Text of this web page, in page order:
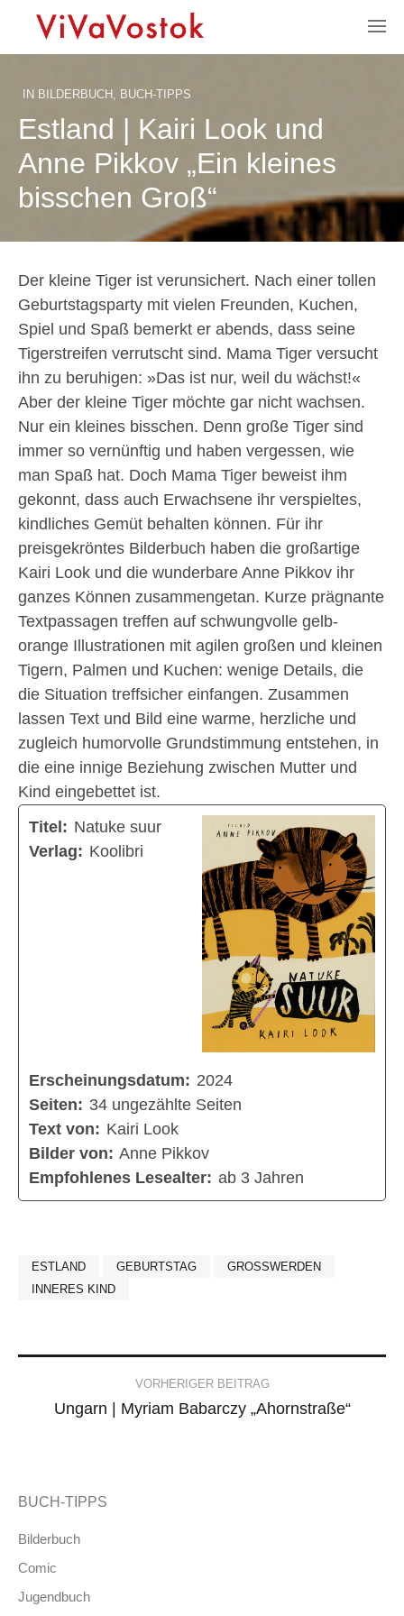
IN BILDERBUCH , BUCH-TIPPS
Estland | Kairi Look und
Anne Pikkov „Ein kleines
bisschen Groß“
Der kleine Tiger ist verunsichert. Nach einer tollen
Geburtstagsparty mit vielen Freunden, Kuchen,
Spiel und Spaß bemerkt er abends, dass seine
Tigerstreifen verrutscht sind. Mama Tiger versucht
ihn zu beruhigen: »Das ist nur, weil du wächst!«
Aber der kleine Tiger möchte gar nicht wachsen.
Nur ein kleines bisschen. Denn große Tiger sind
immer so vernünftig und haben vergessen, wie
man Spaß hat. Doch Mama Tiger beweist ihm
gekonnt, dass auch Erwachsene ihr verspieltes,
kindliches Gemüt behalten können. Für ihr
preisgekröntes Bilderbuch haben die großartige
Kairi Look und die wunderbare Anne Pikkov ihr
ganzes Können zusammengetan. Kurze prägnante
Textpassagen treffen auf schwungvolle gelb-
orange Illustrationen mit agilen großen und kleinen
Tigern, Palmen und Kuchen: wenige Details, die
die Situation treffsicher einfangen. Zusammen
lassen Text und Bild eine warme, herzliche und
zugleich humorvolle Grundstimmung entstehen, in
die eine innige Beziehung zwischen Mutter und
Kind eingebettet ist.
Titel: Natuke suur
Verlag: Koolibri
Erscheinungsdatum: 2024
Seiten: 34 ungezählte Seiten
Text von: Kairi Look
Bilder von: Anne Pikkov
Empfohlenes Lesealter: ab 3 Jahren
ESTLAND GEBURTSTAG
GROSSWERDEN
INNERES KIND
navigation
VORHERIGER BEITRAG
Ungarn | Myriam Babarczy „Ahornstraße“
BUCH-TIPPS
Bilderbuch
Comic
Jugendbuch